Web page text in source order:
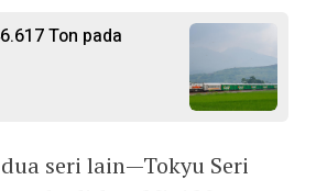
Ton pada
seri lain—Tokyu Seri